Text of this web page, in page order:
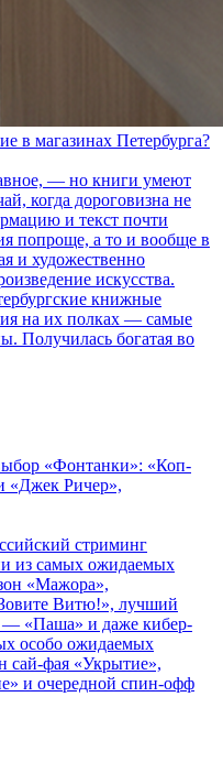
в магазинах Петербурга?
— но книги умеют
когда дороговизна не
и текст почти
попроще, а то и вообще в
и художественно
искусства.
книжные
на их полках — самые
Получилась богатая во
«Фонтанки»: «Коп-
«Джек Ричер»,
стриминг
из самых ожидаемых
«Мажора»,
Витю!», лучший
— «Паша» и даже кибер-
особо ожидаемых
сай-фая «Укрытие»,
и очередной спин-офф